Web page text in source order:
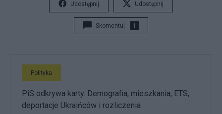
Udostępnij Udostępnij
Skomentuj 1
Polityka
PiS odkrywa karty. Demografia, mieszkania, ETS,
deportacje Ukraińców i rozliczenia